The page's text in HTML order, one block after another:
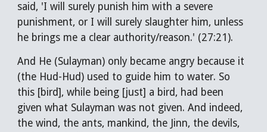
said, 'I will surely punish him with a severe
punishment, or I will surely slaughter him, unless
he brings me a clear authority/reason.' (27:21).
And He (Sulayman) only became angry because it
(the Hud-Hud) used to guide him to water. So
this [bird], while being [just] a bird, had been
given what Sulayman was not given. And indeed,
the wind, the ants, mankind, the Jinn, the devils,